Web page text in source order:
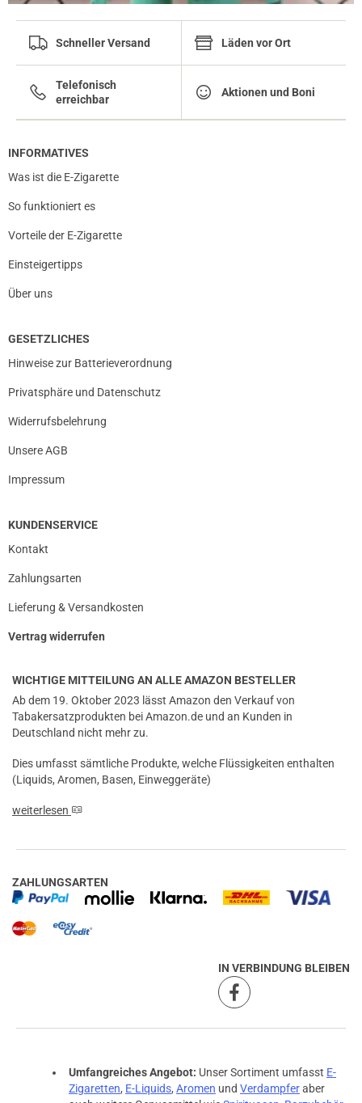
Schneller Versand Läden vor Ort
Telefonisch
erreichbar
Aktionen und Boni
INFORMATIVES
Was ist die E-Zigarette
So funktioniert es
Vorteile der E-Zigarette
Einsteigertipps
Über uns
GESETZLICHES
Hinweise zur Batterieverordnung
Privatsphäre und Datenschutz
Widerrufsbelehrung
Unsere AGB
Impressum
KUNDENSERVICE
Kontakt
Zahlungsarten
Lieferung & Versandkosten
Vertrag widerrufen
WICHTIGE MITTEILUNG AN ALLE AMAZON BESTELLER
Ab dem 19. Oktober 2023 lässt Amazon den Verkauf von
Tabakersatzprodukten bei Amazon.de und an Kunden in
Deutschland nicht mehr zu.
Dies umfasst sämtliche Produkte, welche Flüssigkeiten enthalten
(Liquids, Aromen, Basen, Einweggeräte)
weiterlesen
ZAHLUNGSARTEN
IN VERBINDUNG BLEIBEN
Umfangreiches Angebot: Unser Sortiment umfasst E-
Zigaretten, E-Liquids, Aromen und Verdampferaber